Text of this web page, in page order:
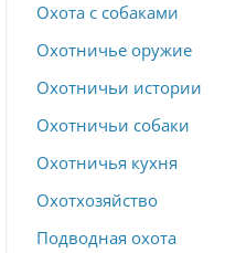
Охота с собаками
Охотничье оружие
Охотничьи истории
Охотничьи собаки
Охотничья кухня
Охотхозяйство
Подводная охота